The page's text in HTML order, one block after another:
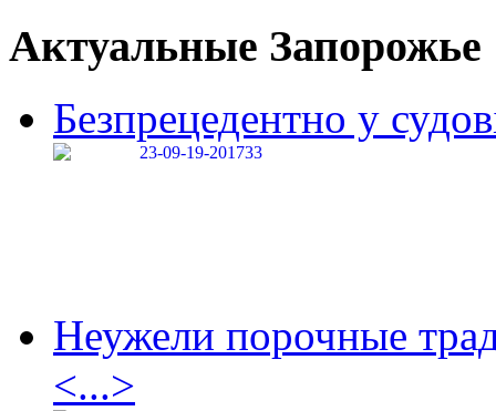
Актуальные Запорожье
Безпрецедентно у
Неужели порочные
<...>